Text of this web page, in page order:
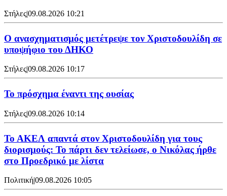
Στήλες|09.08.2026 10:21
Ο ανασχηματισμός μετέτρεψε τον Χριστοδουλίδη σε
υποψήφιο του ΔΗΚΟ
Στήλες|09.08.2026 10:17
Το πρόσχημα έναντι της ουσίας
Στήλες|09.08.2026 10:14
Το ΑΚΕΛ απαντά στον Χριστοδουλίδη για τους
διορισμούς: Το πάρτι δεν τελείωσε, ο Νικόλας ήρθε
στο Προεδρικό με λίστα
Πολιτική|09.08.2026 10:05